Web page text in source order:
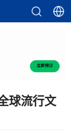
球流行文